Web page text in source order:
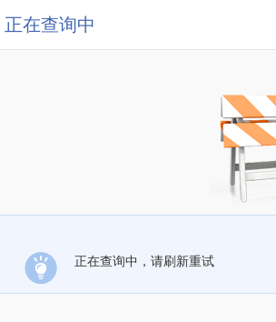
正在查询中
正在查询中，请刷新重试